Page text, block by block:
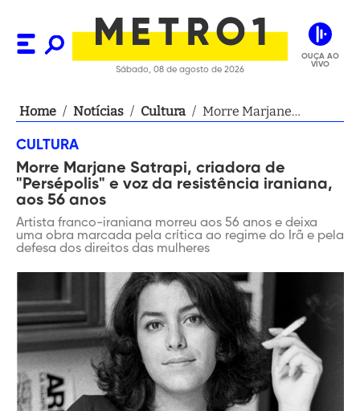
Sábado, 08 de agosto de 2026
OUÇA AO
VIVO
Home / Notícias / Cultura / Morre Marjane
resistência iraniana,
aos 56 anos
CULTURA
Morre Marjane Satrapi, criadora de
"Persépolis" e voz da resistência iraniana,
aos 56 anos
Artista franco-iraniana morreu aos 56 anos e deixa
uma obra marcada pela crítica ao regime do Irã e pela
defesa dos direitos das mulheres